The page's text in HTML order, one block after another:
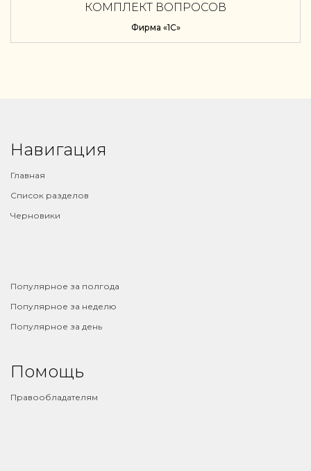
КОМПЛЕКТ ВОПРОСОВ
СЕРТИФИКАЦИОННОГО ЭКЗАМЕНА
«1С:ПРОФЕССИОНАЛ» ПО ПРОГРАММЕ
«1С:УПРАВЛЕНИЕ КОМПАНИЕЙ 8 ДЛЯ
Фирма «1С»
Навигация
Главная
Список разделов
Черновики
Популярное за полгода
Популярное за неделю
Популярное за день
Помощь
Правообладателям